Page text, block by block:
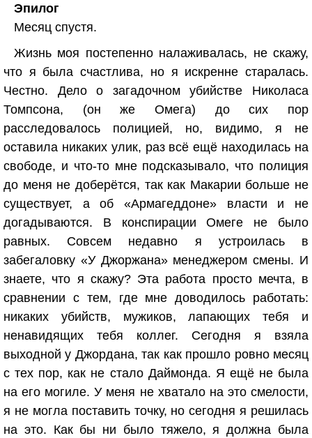
Эпилог
Месяц спустя.
Жизнь моя постепенно налаживалась, не скажу,
что я была счастлива, но я искренне старалась.
Честно. Дело о загадочном убийстве Николаса
Томпсона, (он же Омега) до сих пор
расследовалось полицией, но, видимо, я не
оставила никаких улик, раз всё ещё находилась на
свободе, и что-то мне подсказывало, что полиция
до меня не доберётся, так как Макарии больше не
существует, а об «Армагеддоне» власти и не
догадываются. В конспирации Омеге не было
равных. Совсем недавно я устроилась в
забегаловку «У Джоржана» менеджером смены. И
знаете, что я скажу? Эта работа просто мечта, в
сравнении с тем, где мне доводилось работать:
никаких убийств, мужиков, лапающих тебя и
ненавидящих тебя коллег. Сегодня я взяла
выходной у Джордана, так как прошло ровно месяц
с тех пор, как не стало Даймонда. Я ещё не была
на его могиле. У меня не хватало на это смелости,
я не могла поставить точку, но сегодня я решилась
на это. Как бы ни было тяжело, я должна была